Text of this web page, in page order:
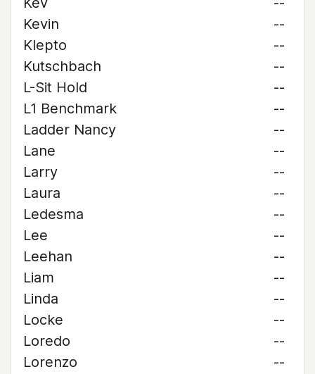
Kevin
--
Klepto
--
Kutschbach
--
L-Sit Hold
--
L1 Benchmark
--
Ladder Nancy
--
Lane
--
Larry
--
Laura
--
Ledesma
--
Lee
--
Leehan
--
Liam
--
Linda
--
Locke
--
Loredo
--
Lorenzo
--